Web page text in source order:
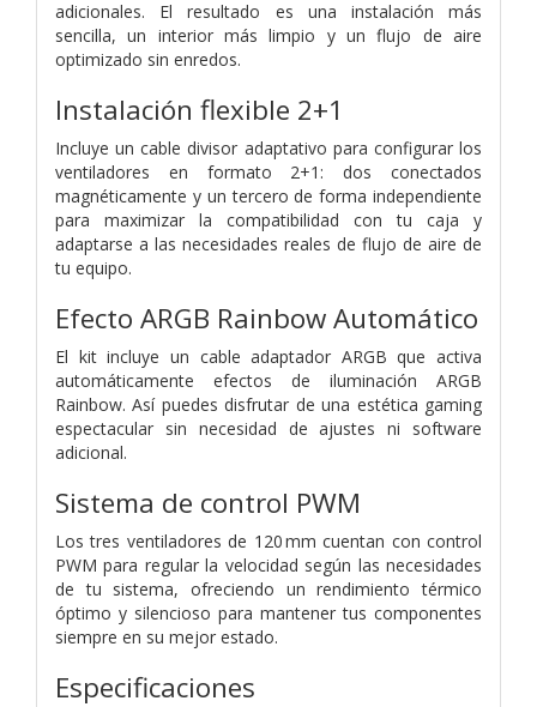
adicionales. El resultado es una instalación más
sencilla, un interior más limpio y un flujo de aire
optimizado sin enredos.
Instalación flexible 2+1
Incluye un cable divisor adaptativo para configurar los
ventiladores en formato 2+1: dos conectados
magnéticamente y un tercero de forma independiente
para maximizar la compatibilidad con tu caja y
adaptarse a las necesidades reales de flujo de aire de
tu equipo.
Efecto ARGB Rainbow Automático
El kit incluye un cable adaptador ARGB que activa
automáticamente efectos de iluminación ARGB
Rainbow. Así puedes disfrutar de una estética gaming
espectacular sin necesidad de ajustes ni software
adicional.
Sistema de control PWM
Los tres ventiladores de 120 mm cuentan con control
PWM para regular la velocidad según las necesidades
de tu sistema, ofreciendo un rendimiento térmico
óptimo y silencioso para mantener tus componentes
siempre en su mejor estado.
Especificaciones